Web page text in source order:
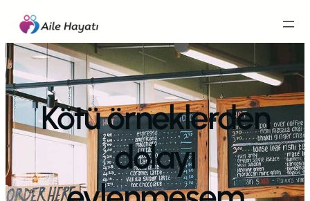
İçeriğe
geç
Kötü örneklerden
dolayı